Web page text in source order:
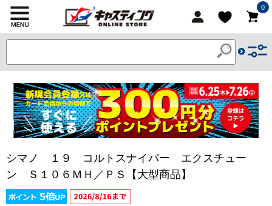
0
シマノ １９ コルトスナイパー エクスチュー
ン Ｓ１０６ＭＨ／ＰＳ【大型商品】